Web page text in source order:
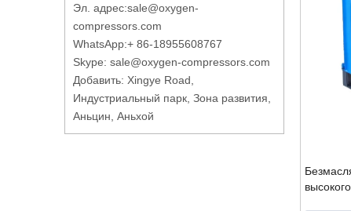
Эл. адрес:sale@oxygen-
compressors.com
WhatsApp:+ 86-18955608767
Skype: sale@oxygen-compressors.com
Добавить: Xingye Road,
Индустриальный парк, Зона развития,
Аньцин, Аньхой